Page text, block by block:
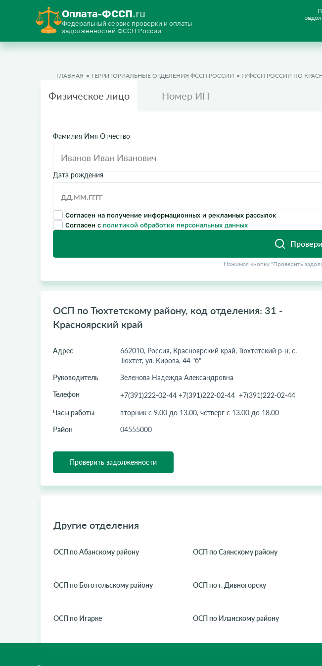
Оплата-ФССП.ru
Федеральный сервис проверки и оплаты
задолженностей ФССП России
ГЛАВНАЯ ТЕРРИТОРИАЛЬНЫЕ ОТДЕЛЕНИЯ ФССП РОССИИ ГУФССП РОССИИ ПО
Физическое лицо Номер ИП
Фамилия Имя Отчество
Дата рождения
Согласен на получение информационных и рекламных рассылок
Согласен с политикой обработки персональных данных
Нажимая кнопку "Проверить
ОСП по Тюхтетскому району, код отделения: 31 -
Красноярский край
Адрес
662010, Россия, Красноярский край, Тюхтетский р-н, с.
Тюхтет, ул. Кирова, 44 "б"
Руководитель
Зеленова Надежда Александровна
Телефон
+7(391)222-02-44 +7(391)222-02-44 +7(391)222-02-44
Часы работы
вторник с 9.00 до 13.00, четверг с 13.00 до 18.00
Район
04555000
Проверить задолженности
Другие отделения
ОСП по Абанскому району ОСП по Саянскому району
ОСП по Боготольскому району ОСП по г. Дивногорску
ОСП по Игарке ОСП по Иланскому району